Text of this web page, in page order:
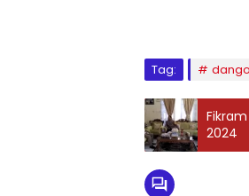
Tag:
2024